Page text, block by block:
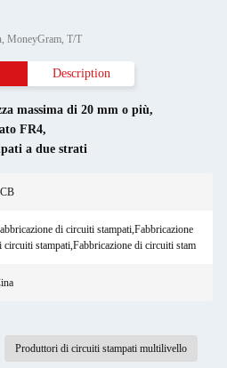
MoneyGram, T/T
Description
massima di 20 mm o più,
FR4,
a due strati
di circuiti stampati,Fabbricazione
circuiti stampati,Fabbricazione di circuiti stam
Produttori di circuiti stampati multilivello